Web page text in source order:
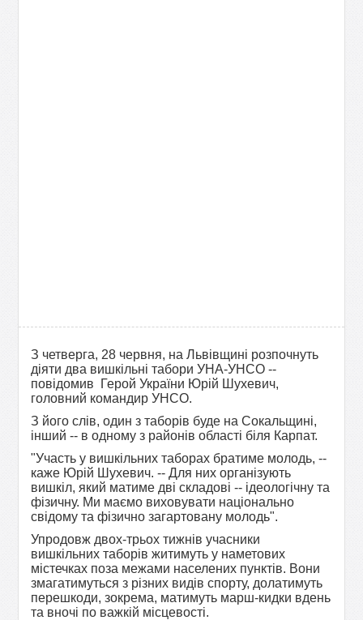
З четверга, 28 червня, на Львівщині розпочнуть
діяти два вишкільні табори УНА-УНСО --
повідомив Герой України Юрій Шухевич,
головний командир УНСО.
З його слів, один з таборів буде на Сокальщині,
інший -- в одному з районів області біля Карпат.
"Участь у вишкільних таборах братиме молодь, --
каже Юрій Шухевич. -- Для них організують
вишкіл, який матиме дві складові -- ідеологічну та
фізичну. Ми маємо виховувати національно
свідому та фізично загартовану молодь".
Упродовж двох-трьох тижнів учасники
вишкільних таборів житимуть у наметових
містечках поза межами населених пунктів. Вони
змагатимуться з різних видів спорту, долатимуть
перешкоди, зокрема, матимуть марш-кидки вдень
та вночі по важкій місцевості.